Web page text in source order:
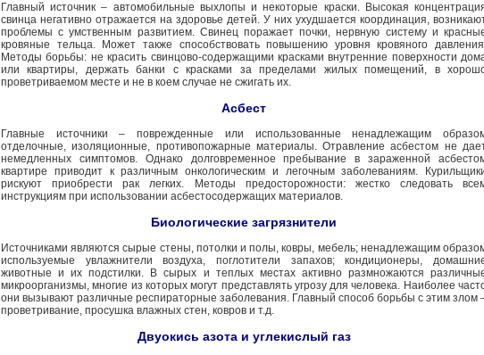
Главный источник – автомобильные выхлопы и некоторые краски. Высокая
свинца негативно отражается на здоровье детей. У них ухудшается координация,
проблемы с умственным развитием. Свинец поражает почки, нервную систему и
кровяные тельца. Может также способствовать повышению уровня кровяного
Методы борьбы: не красить свинцово-содержащими красками внутренние поверхности
или квартиры, держать банки с красками за пределами жилых помещений, в
проветриваемом месте и не в коем случае не сжигать их.
Асбест
Главные источники – поврежденные или использованные ненадлежащим
отделочные, изоляционные, противопожарные материалы. Отравление асбестом не
немедленных симптомов. Однако долговременное пребывание в зараженной
квартире приводит к различным онкологическим и легочным заболеваниям.
рискуют приобрести рак легких. Методы предосторожности: жестко следовать
инструкциям при использовании асбестосодержащих материалов.
Биологические загрязнители
Источниками являются сырые стены, потолки и полы, ковры, мебель; ненадлежащим
используемые увлажнители воздуха, поглотители запахов; кондиционеры,
животные и их подстилки. В сырых и теплых местах активно размножаются
микроорганизмы, многие из которых могут представлять угрозу для человека. Наиболее
они вызывают различные респираторные заболевания. Главный способ борьбы с этим злом
проветривание, просушка влажных стен, ковров и т.д.
Двуокись азота и углекислый газ